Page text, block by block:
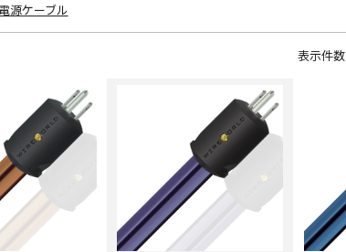
源ケーブル
表示件数